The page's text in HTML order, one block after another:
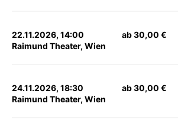
22.11.2026, 14:00
Raimund Theater, Wien
ab 30,00 €
24.11.2026, 18:30
Raimund Theater, Wien
ab 30,00 €